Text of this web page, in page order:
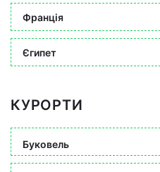
Франція
Єгипет
КУРОРТИ
Буковель